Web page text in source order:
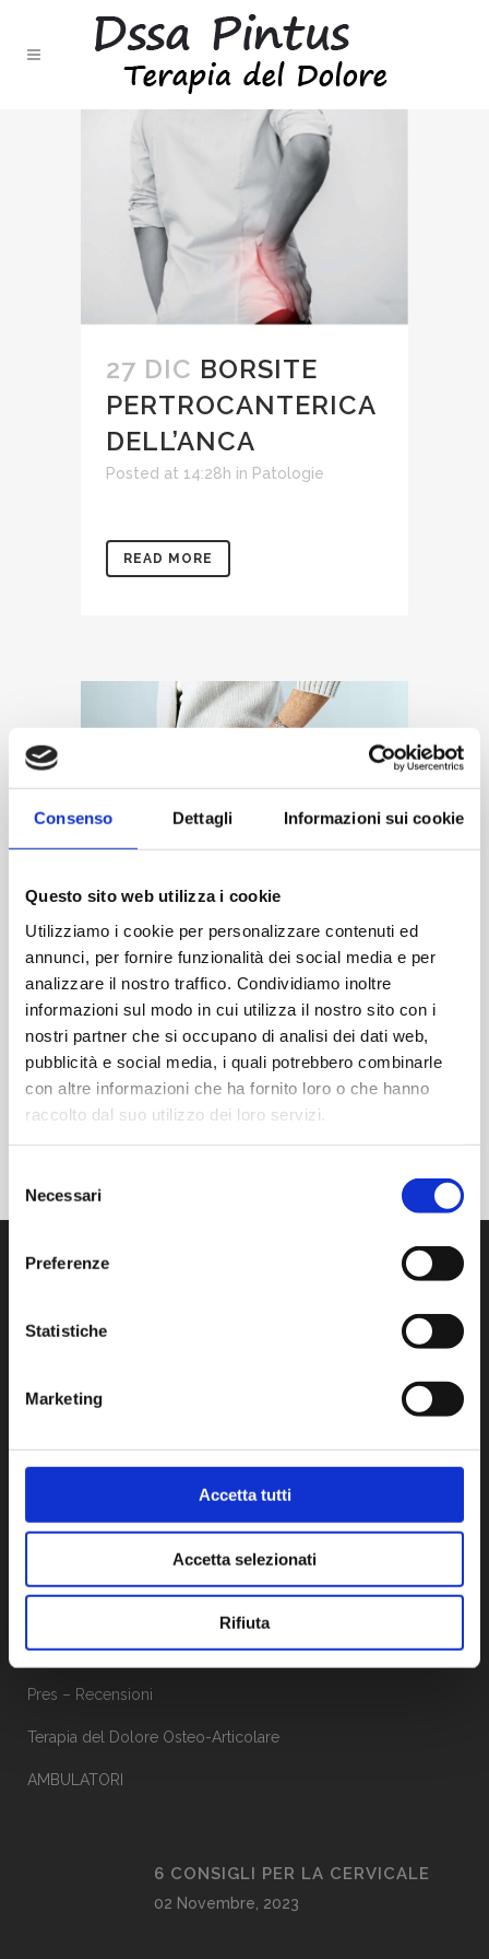
Consenso Dettagli Informazioni sui cookie
Questo sito web utilizza i cookie
Utilizziamo i cookie per personalizzare contenuti ed
annunci, per fornire funzionalità dei social media e per
analizzare il nostro traffico. Condividiamo inoltre
informazioni sul modo in cui utilizza il nostro sito con i
nostri partner che si occupano di analisi dei dati web,
pubblicità e social media, i quali potrebbero combinarle
con altre informazioni che ha fornito loro o che hanno
raccolto dal suo utilizzo dei loro servizi.
del
consenso
Necessari
Preferenze
Statistiche
Marketing
Accetta tutti
Accetta selezionati
Rifiuta
27 DIC BORSITE
PERTROCANTERICA
DELL’ANCA
Posted at 14:28h in Patologie
READ MORE
27 DIC DOLORE
ALL’ANCA E
ARTROSI
Posted at 14:27hinPatologie
READ MORE
Via Prof Pittalis, 7C
CF: PNTLRA81P69I452W
Patologie
Pres – Recensioni
Terapia del Dolore Osteo-Articolare
AMBULATORI
6 CONSIGLI PER LA CERVICALE
02 Novembre, 2023